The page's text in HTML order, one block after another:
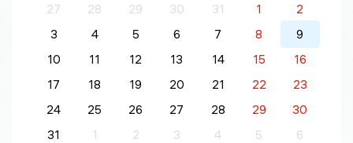
27
28 29 30 31 1
2
3
4 5 6 7 8
9
10
11 12 13 14 15
16
17
18 19 20 21 22
23
24
25 26 27 28 29
30
31
1 2 3 4 5 6